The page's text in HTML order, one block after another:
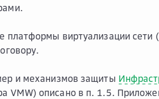
платформы виртуализации сети
и механизмов защиты
VMW) описано в п. 1.5.